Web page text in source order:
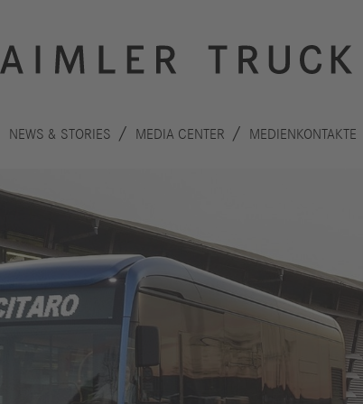
NEWS & STORIES MEDIA CENTER MEDIENKONTAKTE
Innovation Nachhaltigkeit
Performance